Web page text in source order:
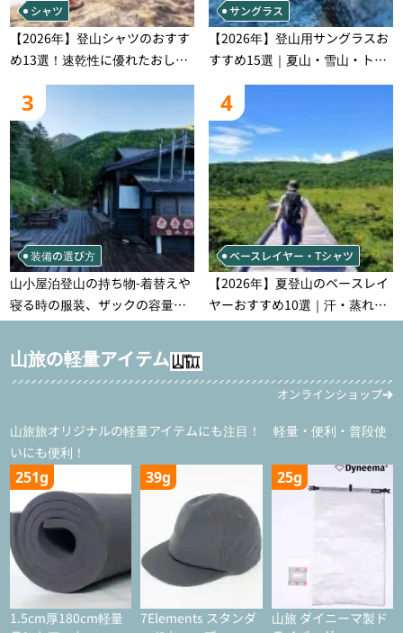
シャツ
【2026年】登山シャツのおすす
め13選！速乾性に優れたおしゃ
れなモデルを徹底紹介！
サングラス
【2026年】登山用サングラスお
すすめ15選｜夏山・雪山・トレ
ラン別、シーンで選ぶ失敗しな
い一本
3
装備の選び方
山小屋泊登山の持ち物‐着替えや
寝る時の服装、ザックの容量な
どを徹底紹介！1泊2日、2泊3日
用のリスト付き
4
ベースレイヤー・Tシャツ
【2026年】夏登山のベースレイ
ヤーおすすめ10選｜汗・蒸れ・
汗冷え対策に効く選び方
山旅の軽量アイテム
オンラインショップ
山旅旅オリジナルの軽量アイテムにも注目！ 軽量・便利・普段使
いにも便利！
251g
1.5cm厚180cm軽量
39g
7Elements スタンダ
25g
山旅 ダイニーマ製ド